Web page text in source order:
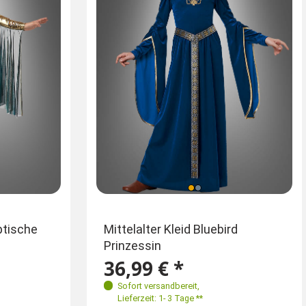
Deluxe Schmetterlingsflügel
beidseitig bedruckt 170 cm
25,99 € *
Sofort versandbereit,
Größen
36 38 40 40-42
Mittelalter Kleid Bluebird
Prinzessin
36,99 € *
Sofort versandbereit,
Lieferzeit: 1- 3 Tage **